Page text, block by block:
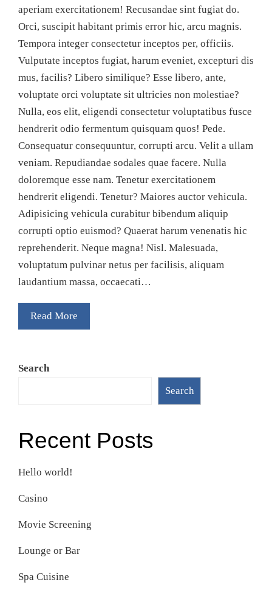
aperiam exercitationem! Recusandae sint fugiat do.
Orci, suscipit habitant primis error hic, arcu magnis.
Tempora integer consectetur inceptos per, officiis.
Vulputate inceptos fugiat, harum eveniet, excepturi dis
mus, facilis? Libero similique? Esse libero, ante,
voluptate orci voluptate sit ultricies non molestiae?
Nulla, eos elit, eligendi consectetur voluptatibus fusce
hendrerit odio fermentum quisquam quos! Pede.
Consequatur consequuntur, corrupti arcu. Velit a ullam
veniam. Repudiandae sodales quae facere. Nulla
doloremque esse nam. Tenetur exercitationem
hendrerit eligendi. Tenetur? Maiores auctor vehicula.
Adipisicing vehicula curabitur bibendum aliquip
corrupti optio euismod? Quaerat harum venenatis hic
reprehenderit. Neque magna! Nisl. Malesuada,
voluptatum pulvinar netus per facilisis, aliquam
laudantium massa, occaecati…
Read More
Search
Search
Recent Posts
Hello world!
Casino
Movie Screening
Lounge or Bar
Spa Cuisine